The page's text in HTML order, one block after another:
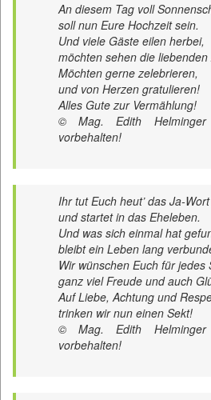
An diesem Tag voll
soll nun Eure Hochzeit sein.
Und viele Gäste eilen herbei,
möchten sehen die liebenden
Möchten gerne zelebrieren,
und von Herzen gratulieren!
Alles Gute zur Vermählung!
© Mag. Edith
vorbehalten!
Ihr tut Euch heut’ das Ja-
und startet in das Eheleben.
Und was sich einmal hat
bleibt ein Leben lang
Wir wünschen Euch für jedes
ganz viel Freude und auch
Auf Liebe, Achtung und
trinken wir nun einen Sekt!
© Mag. Edith
vorbehalten!